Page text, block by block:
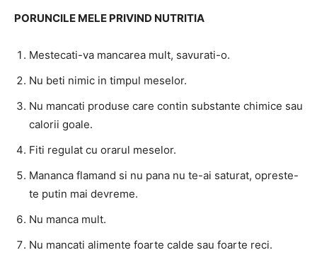
PORUNCILE MELE PRIVIND NUTRITIA
Mestecati-va mancarea mult, savurati-o.
Nu beti nimic in timpul meselor.
Nu mancati produse care contin substante chimice sau
calorii goale.
Fiti regulat cu orarul meselor.
Mananca flamand si nu pana nu te-ai saturat, opreste-
te putin mai devreme.
Nu manca mult.
Nu mancati alimente foarte calde sau foarte reci.